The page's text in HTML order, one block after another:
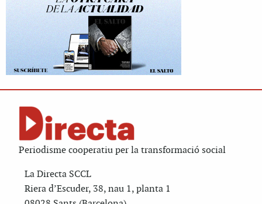
Periodisme cooperatiu per la transformació social
La Directa SCCL
Riera d’Escuder, 38, nau 1, planta 1